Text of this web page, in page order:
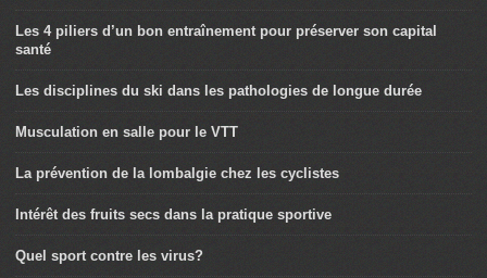
Les 4 piliers d’un bon entraînement pour préserver son capital
santé
Les disciplines du ski dans les pathologies de longue durée
Musculation en salle pour le VTT
La prévention de la lombalgie chez les cyclistes
Intérêt des fruits secs dans la pratique sportive
Quel sport contre les virus?